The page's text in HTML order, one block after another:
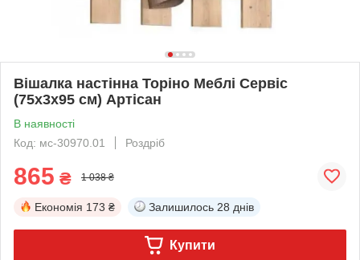
Вішалка настінна Торіно Меблі Сервіс
(75х3х95 см) Артісан
В наявності
Код: мс-30970.01
Роздріб
865 ₴ 1 038 ₴
Економія 173 ₴ Залишилось 28 днів
Купити